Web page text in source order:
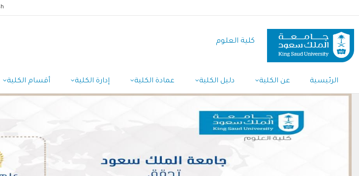
المحتوى
الرئيسي
كلية العلوم
الرئيسية عن الكلية دليل الكلية عمادة الكلية إدارة الكلية أقسام الكلية